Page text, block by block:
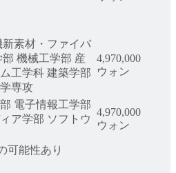
素材・ファイバ
機械工学部 産
工学科 建築学部
専攻
4,970,000
ウォン
電子情報工学部
ア学部 ソフトウ
4,970,000
ウォン
可能性あり